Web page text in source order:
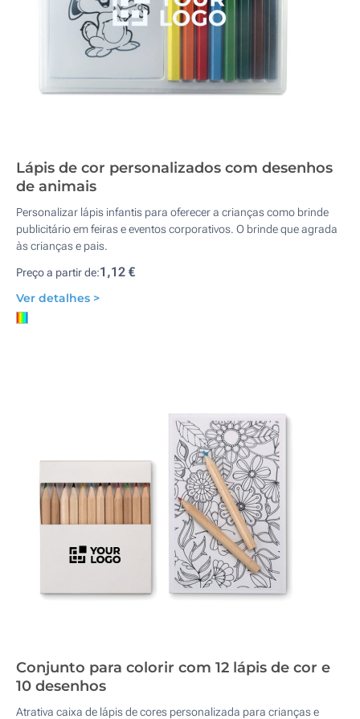
Lápis de cor personalizados com desenhos
de animais
Personalizar lápis infantis para oferecer a crianças como brinde
publicitário em feiras e eventos corporativos. O brinde que agrada
às crianças e pais.
Preço a partir de:1,12 €
Ver detalhes >
Conjunto para colorir com 12 lápis de cor e
10 desenhos
Atrativa caixa de lápis de cores personalizada para crianças e